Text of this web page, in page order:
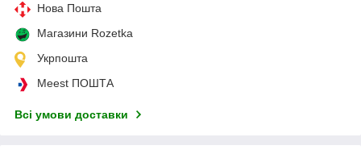
Нова Пошта
Магазини Rozetka
Укрпошта
Meest ПОШТА
Всі умови доставки